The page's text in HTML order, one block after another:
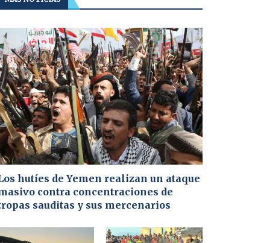
hutíes de Yemen realizan un ataque
contra concentraciones de
sauditas y sus mercenarios